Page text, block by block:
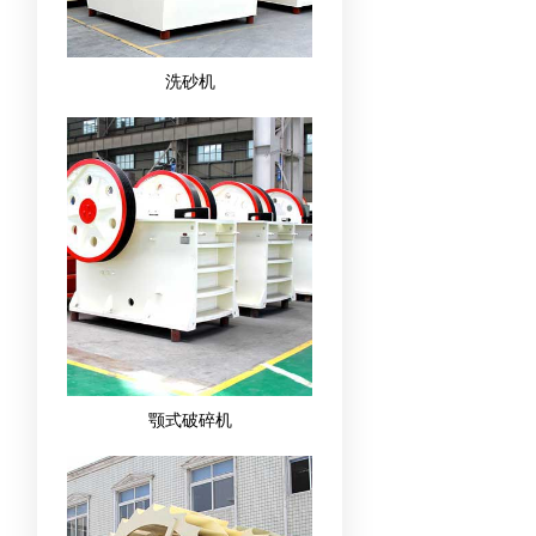
洗砂机
颚式破碎机